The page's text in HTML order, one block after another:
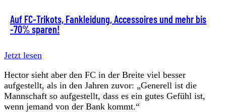
Auf FC-Trikots, Fankleidung, Accessoires und mehr bis
-70% sparen!
Jetzt lesen
Hector sieht aber den FC in der Breite viel besser
aufgestellt, als in den Jahren zuvor: „Generell ist die
Mannschaft so aufgestellt, dass es ein gutes Gefühl ist,
wenn jemand von der Bank kommt.“